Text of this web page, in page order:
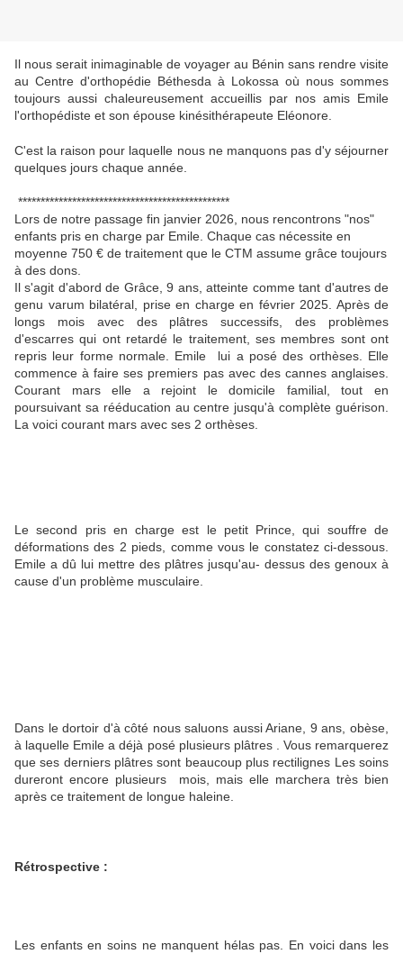
Il nous serait inimaginable de voyager au Bénin sans rendre visite
au Centre d'orthopédie Béthesda à Lokossa où nous sommes
toujours aussi chaleureusement accueillis par nos amis Emile
l'orthopédiste et son épouse kinésithérapeute Eléonore.
C'est la raison pour laquelle nous ne manquons pas d'y séjourner
quelques jours chaque année.
***********************************************
Lors de notre passage fin janvier 2026, nous rencontrons "nos"
enfants pris en charge par Emile. Chaque cas nécessite en
moyenne 750 € de traitement que le CTM assume grâce toujours
à des dons.
Il s'agit d'abord de Grâce, 9 ans, atteinte comme tant d'autres de
genu varum bilatéral, prise en charge en février 2025. Après de
longs mois avec des plâtres successifs, des problèmes
d'escarres qui ont retardé le traitement, ses membres sont ont
repris leur forme normale. Emile lui a posé des orthèses. Elle
commence à faire ses premiers pas avec des cannes anglaises.
Courant mars elle a rejoint le domicile familial, tout en
poursuivant sa rééducation au centre jusqu'à complète guérison.
La voici courant mars avec ses 2 orthèses.
Le second pris en charge est le petit Prince, qui souffre de
déformations des 2 pieds, comme vous le constatez ci-dessous.
Emile a dû lui mettre des plâtres jusqu'au- dessus des genoux à
cause d'un problème musculaire.
Dans le dortoir d'à côté nous saluons aussi Ariane, 9 ans, obèse,
à laquelle Emile a déjà posé plusieurs plâtres . Vous remarquerez
que ses derniers plâtres sont beaucoup plus rectilignes Les soins
dureront encore plusieurs mois, mais elle marchera très bien
après ce traitement de longue haleine.
Rétrospective :
Les enfants en soins ne manquent hélas pas. En voici dans les